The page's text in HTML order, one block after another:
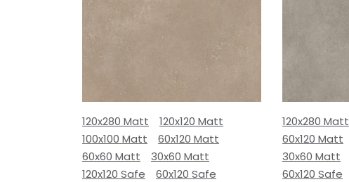
120x280 Matt
120x120 Matt
100x100 Matt
60x120 Matt
60x60 Matt
30x60 Matt
120x120 Safe
60x120 Safe
120x280 Matt
60x120 Matt
30x60 Matt
60x120 Safe